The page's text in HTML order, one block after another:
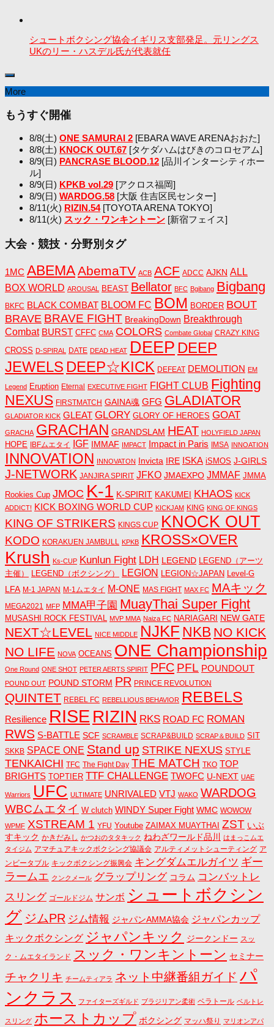
シュートボクシング協会イギリス支部発足。元リングス
UKのリー・ハスデル氏が代表就任
More
もうすぐ開催
8/8(土) ONE SAMURAI 2 [EBARA WAVE ARENAおおた]
8/8(土) KNOCK OUT.67 [タケダハムはびきのコロセアム]
8/9(日) PANCRASE BLOOD.12 [品川インターシティホー
ル]
8/9(日) KPKB vol.29 [アクロス福岡]
8/9(日) WARDOG.58 [大阪 住吉区民センター]
8/11(火) RIZIN.54[TOYOTA ARENA TOKYO]
8/11(火) スック・ワンキントーン [新宿フェイス]
大会・競技・分野別タグ
1MC ABEMA AbemaTV ACB ACF ADCC AJKN ALL
BOX WORLD AROUSAL BEAST Bellator BFC Bgibang Bigbang
BKFC BLACK COMBAT BLOOM FC BOM BORDER BOUT
BRAVE BRAVE FIGHT BreakingDown Breakthrough
Combat BURST CFFC CMA COLORS Combate Global CRAZY KING
CROSS D-SPIRAL DATE DEAD HEAT DEEP DEEP
JEWELS DEEP☆KICK DEFEAT DEMOLITION EM
Legend Eruption Eternal EXECUTIVE FIGHT FIGHT CLUB Fighting
NEXUS FIRSTMATCH GAINA魂 GFG GLADIATOR
GLADIATOR KICK GLEAT GLORY GLORY OF HEROES GOAT
GRACHA GRACHAN GRANDSLAM HEAT HOLYFIELD JAPAN
HOPE IBFムエタイ IGF IMMAF IMPACT Impact in Paris IMSA INNOATION
INNOVATION INNOVATON Invicta IRE ISKA iSMOS J-GIRLS
J-NETWORK JANJIRA SPIRIT JFKO JMAEXPO JMMAF JMMA
Rookies Cup JMOC K-1 K-SPIRIT KAKUMEI KHAOS KICK
ADDICT! KICK BOXING WORLD CUP KICKJAM KING KING OF KINGS
KING OF STRIKERS KINGS CUP KNOCK OUT
KODO KORAKUEN JAMBULL KPKB KROSS×OVER
Krush Ks-CUP Kunlun Fight LDH LEGEND LEGEND（アーツ
主催）
LEGEND（ボクシング） LEGION LEGION☆JAPAN Level-G
LFA M-1 JAPAN M-1ムエタイ M-ONE MAS FIGHT MAX FC MAキック
MEGA2021 MFP MMA甲子園 MuayThai Super Fight
MUSASHI ROCK FESTIVAL MVP MMA Naiza FC NARIAGARI NEW GATE
NEXT☆LEVEL NICE MIDDLE NJKF NKB NO KICK
NO LIFE NOVA OCEANS ONE Championship
One Round ONE SHOT PETER AERTS SPIRIT PFC PFL POUNDOUT
POUND OUT POUND STORM PR PRINCE REVOLUTION
QUINTET REBEL FC REBELLIOUS BEHAVIOR REBELS
Resilience RISE RIZIN RKS ROAD FC ROMAN
RWS S-BATTLE SCF SCRAMBLE SCRAP&BUILD SCRAP＆BUILD SIT
SKKB SPACE ONE Stand up STRIKE NEXUS STYLE
TENKAICHI TFC The Fight Day THE MATCH TKO TOP
BRIGHTS TOPTIER TTF CHALLENGE TWOFC U-NEXT UAE
Warriors UFC ULTIMATE UNRIVALED VTJ WAKO WARDOG
WBCムエタイ W clutch WINDY Super Fight WMC WOWOW
WPMF XSTREAM 1 YFU Youtube ZAIMAX MUAYTHAI ZST いぶ
すキック かきだみし かつおのタタキック ねわざワールド品川 はまっこムエ
タイジム アマチュアキックボクシング協議会 アルティメットシューティング ア
ンビータブル キックボクシング振興会 キングダムエルガイツ ギー
ラームエ クンクメール グラップリング コラム コンバットレ
スリング ゴールドジム サンボ シュートボクシン
グ ジムPR ジム情報 ジャパンAMMA協会 ジャパンカップ
キックボクシング ジャパンキック ジークンドー スッ
ク・ムエタイランド スック・ワンキントーン セミナー
チャクリキ チームティアラ ネット中継番組ガイド パ
ンクラス
ファイターズギルド ブラジリアン柔術 ベラトール ベルトレ
スリング ホーストカップ ボクシング マッハ祭り マリオンアパ